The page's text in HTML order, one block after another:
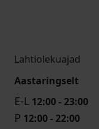
Lahtiolekuajad
Aastaringselt
E-L 12:00 - 23:00
P 12:00 - 22:00